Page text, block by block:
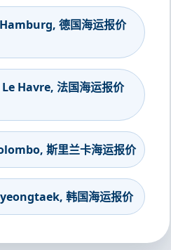
德国海运报价
Le Havre, 法国海运报价
斯里兰卡海运报价
韩国海运报价